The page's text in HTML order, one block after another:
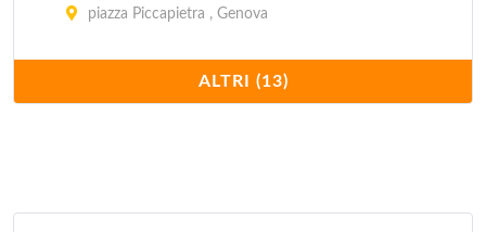
piazza Piccapietra , Genova
vico Falamonica 21 r, Genova
ALTRI (13)